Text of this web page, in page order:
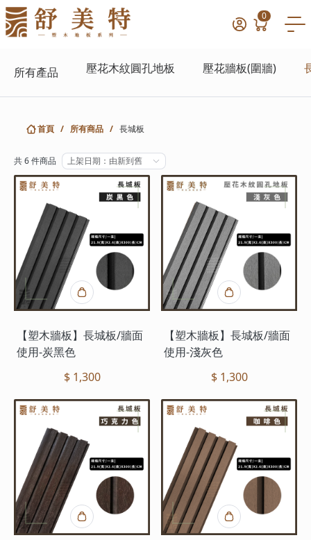
0
所有產品 壓花木紋圓孔地板 壓花牆板(圍牆)
首頁 / 所有商品 / 長城板
共 6 件商品 上架日期：由新到舊
【塑木牆板】長城板/牆面
使用-炭黑色
$ 1,300
【塑木牆板】長城板/牆面
使用-淺灰色
$ 1,300